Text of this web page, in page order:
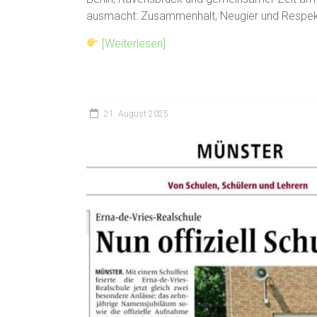
ausmacht: Zusammenhalt, Neugier und
[Weiterlesen]
21. August 2025